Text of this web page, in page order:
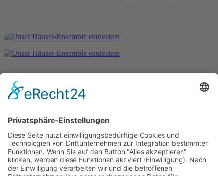
Hotel tenHoopen • Restaurant Deele
Zum Kurgarten 24 | 34414 Warburg-Germete | Telefon